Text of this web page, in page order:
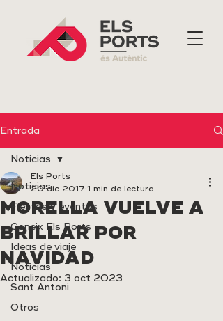
Entrada
Noticias
Fiestas y eventos
Coneix Els Ports
Ideas de viaje
Noticias
Sant Antoni
Otros
Noticias
MORELLA VUELVE A
BRILLAR POR
NAVIDAD
Els Ports
20 dic 2017 1 min de lectura
Actualizado: 3 oct 2023